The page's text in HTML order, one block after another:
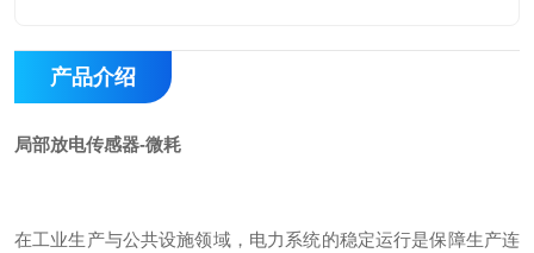
产品介绍
局部放电传感器-微耗
在工业生产与公共设施领域，电力系统的稳定运行是保障生产连